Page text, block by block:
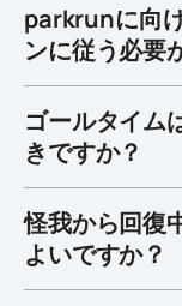
parkrunに向
ンに従う必要
ゴールタイム
きですか？
怪我から回復
よいですか？